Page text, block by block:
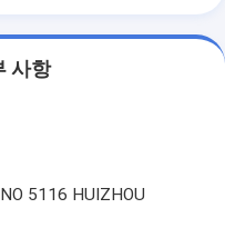
사항
5116 HUIZHOU